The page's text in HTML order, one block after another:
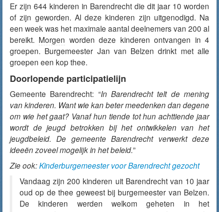
Er zijn 644 kinderen in Barendrecht die dit jaar 10 worden
of zijn geworden. Al deze kinderen zijn uitgenodigd. Na
een week was het maximale aantal deelnemers van 200 al
bereikt. Morgen worden deze kinderen ontvangen in 4
groepen. Burgemeester Jan van Belzen drinkt met alle
groepen een kop thee.
Doorlopende participatielijn
Gemeente Barendrecht: “In Barendrecht telt de mening
van kinderen. Want wie kan beter meedenken dan degene
om wie het gaat? Vanaf hun tiende tot hun achttiende jaar
wordt de jeugd betrokken bij het ontwikkelen van het
jeugdbeleid. De gemeente Barendrecht verwerkt deze
ideeën zoveel mogelijk in het beleid.”
Zie ook:Kinderburgemeester voor Barendrecht gezocht
Vandaag zijn 200 kinderen uit Barendrecht van 10 jaar
oud op de thee geweest bij burgemeester van Belzen.
De kinderen werden welkom geheten in het